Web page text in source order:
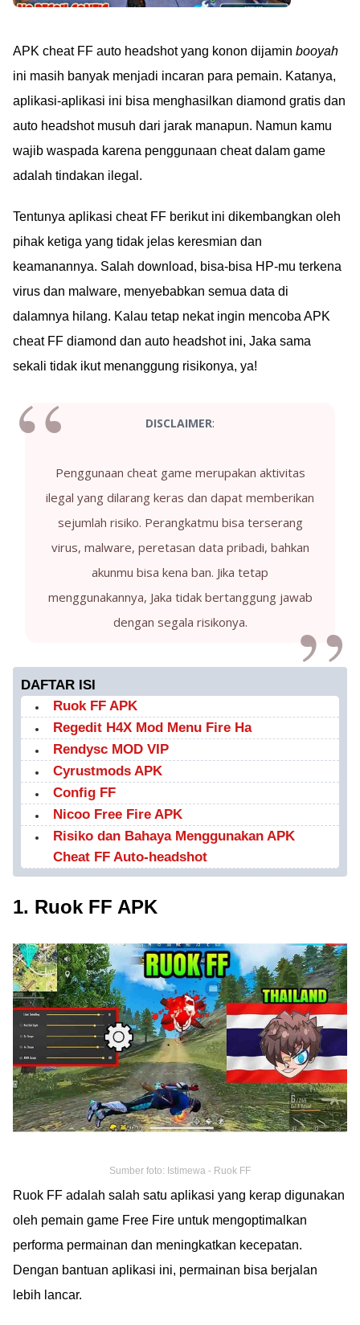
APK cheat FF auto headshot yang konon dijamin booyah
ini masih banyak menjadi incaran para pemain. Katanya,
aplikasi-aplikasi ini bisa menghasilkan diamond gratis dan
auto headshot musuh dari jarak manapun. Namun kamu
wajib waspada karena penggunaan cheat dalam game
adalah tindakan ilegal.
Tentunya aplikasi cheat FF berikut ini dikembangkan oleh
pihak ketiga yang tidak jelas keresmian dan
keamanannya. Salah download, bisa-bisa HP-mu terkena
virus dan malware, menyebabkan semua data di
dalamnya hilang. Kalau tetap nekat ingin mencoba APK
cheat FF diamond dan auto headshot ini, Jaka sama
sekali tidak ikut menanggung risikonya, ya!
DISCLAIMER:
Penggunaan cheat game merupakan aktivitas
ilegal yang dilarang keras dan dapat memberikan
sejumlah risiko. Perangkatmu bisa terserang
virus, malware, peretasan data pribadi, bahkan
akunmu bisa kena ban. Jika tetap
menggunakannya, Jaka tidak bertanggung jawab
dengan segala risikonya.
DAFTAR ISI
Ruok FF APK
Regedit H4X Mod Menu Fire Ha
Rendysc MOD VIP
Cyrustmods APK
Config FF
Nicoo Free Fire APK
Risiko dan Bahaya Menggunakan APK
Cheat FF Auto-headshot
1. Ruok FF APK
Sumber foto: Istimewa - Ruok FF
Ruok FF adalah salah satu aplikasi yang kerap digunakan
oleh pemain game Free Fire untuk mengoptimalkan
performa permainan dan meningkatkan kecepatan.
Dengan bantuan aplikasi ini, permainan bisa berjalan
lebih lancar.